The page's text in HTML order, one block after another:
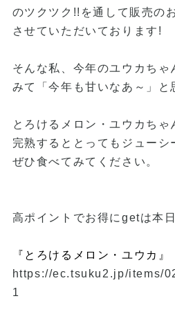
のツクツク!!を通して販売の
させていただいております!
そんな私、今年のユウカちゃ
みて「今年も甘いなあ～」と
とろけるメロン・ユウカちゃ
完熟するととってもジューシ
ぜひ食べてみてください。
高ポイントでお得にgetは本
『とろけるメロン・ユウカ』
https://ec.tsuku2.jp/items/
1